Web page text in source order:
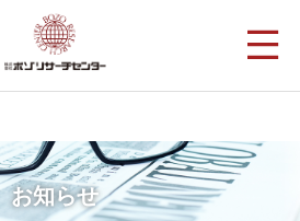
お知らせ